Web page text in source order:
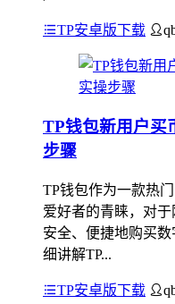
TP安卓版下载
TP钱包新用户买
步骤
TP钱包作为一款热
爱好者的青睐，对
安全、便捷地购买
细讲解TP...
TP安卓版下载